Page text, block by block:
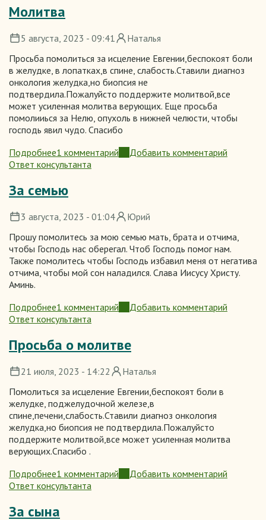
за
экзамен
Молитва
5 августа, 2023 - 09:41
Наталья
Просьба помолиться за исцеление Евгении,беспокоят боли
в желудке, в лопатках,в спине, слабость.Ставили диагноз
онкология желудка,но биопсия не
подтвердила.Пожалуйсто поддержите молитвой,все
может усиленная молитва верующих. Еще просьба
помолииься за Нелю, опухоль в нижней челюсти, чтобы
господь явил чудо. Спасибо
Подробнее
о
Молитва
1 комментарий
Добавить комментарий
Ответ консультанта
За семью
3 августа, 2023 - 01:04
Юрий
Прошу помолитесь за мою семью мать, брата и отчима,
чтобы Господь нас оберегал. Чтоб Господь помог нам.
Также помолитесь чтобы Господь избавил меня от негатива
отчима, чтобы мой сон наладился. Слава Иисусу Христу.
Аминь.
Подробнее
о
За
1 комментарий
Добавить комментарий
Ответ консультанта
Просьба о молитве
21 июля, 2023 - 14:22
Наталья
Помолиться за исцеление Евгении,беспокоят боли в
желудке, поджелудочной железе,в
спине,печени,слабость.Ставили диагноз онкология
желудка,но биопсия не подтвердила.Пожалуйсто
поддержите молитвой,все может усиленная молитва
верующих.Спасибо .
Подробнее
о
Просьба
молитве
1 комментарий
Добавить комментарий
Ответ консультанта
За сына